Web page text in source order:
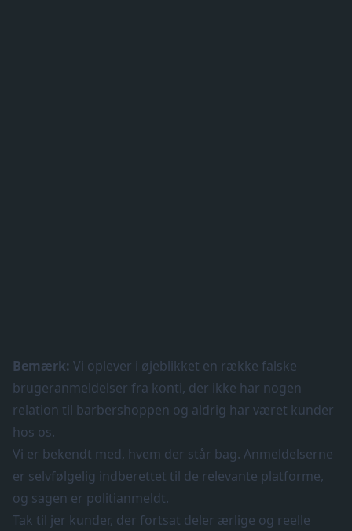
Bemærk: Vi oplever i øjeblikket en række falske
brugeranmeldelser fra konti, der ikke har nogen
relation til barbershoppen og aldrig har været kunder
hos os.
Vi er bekendt med, hvem der står bag. Anmeldelserne
er selvfølgelig indberettet til de relevante platforme,
og sagen er politianmeldt.
Tak til jer kunder, der fortsat deler ærlige og reelle